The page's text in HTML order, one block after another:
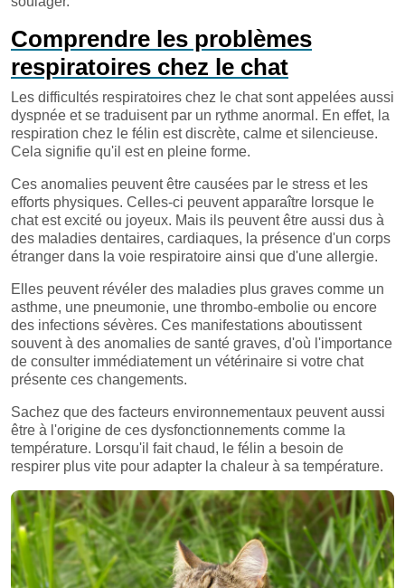
Comprendre les problèmes
respiratoires chez le chat
Les difficultés respiratoires chez le chat sont appelées aussi
dyspnée et se traduisent par un rythme anormal. En effet, la
respiration chez le félin est discrète, calme et silencieuse.
Cela signifie qu'il est en pleine forme.
Ces anomalies peuvent être causées par le stress et les
efforts physiques. Celles-ci peuvent apparaître lorsque le
chat est excité ou joyeux. Mais ils peuvent être aussi dus à
des maladies dentaires, cardiaques, la présence d'un corps
étranger dans la voie respiratoire ainsi que d'une allergie.
Elles peuvent révéler des maladies plus graves comme un
asthme, une pneumonie, une thrombo-embolie ou encore
des infections sévères. Ces manifestations aboutissent
souvent à des anomalies de santé graves, d'où l'importance
de consulter immédiatement un vétérinaire si votre chat
présente ces changements.
Sachez que des facteurs environnementaux peuvent aussi
être à l'origine de ces dysfonctionnements comme la
température. Lorsqu'il fait chaud, le félin a besoin de
respirer plus vite pour adapter la chaleur à sa température.